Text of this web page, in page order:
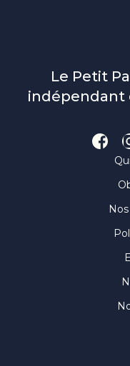
Le Petit
indépendant